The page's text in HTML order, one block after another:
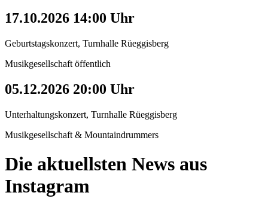
17.10.2026 14:00 Uhr
Geburtstagskonzert, Turnhalle Rüeggisberg
Musikgesellschaft öffentlich
05.12.2026 20:00 Uhr
Unterhaltungskonzert, Turnhalle Rüeggisberg
Musikgesellschaft & Mountaindrummers
Die aktuellsten News aus
Instagram